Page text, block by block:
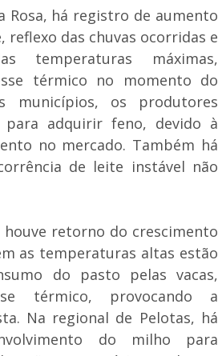
Rosa, há registro de aumento
reflexo das chuvas ocorridas e
temperaturas máximas,
térmico no momento do
municípios, os produtores
para adquirir feno, devido à
no mercado. Também há
de leite instável não
houve retorno do crescimento
as temperaturas altas estão
do pasto pelas vacas,
térmico, provocando a
Na regional de Pelotas, há
do milho para